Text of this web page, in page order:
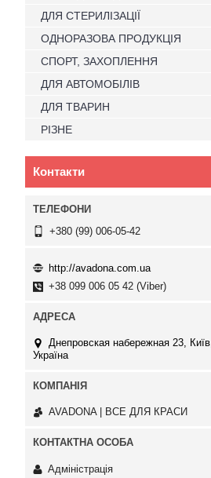
ДЛЯ СТЕРИЛІЗАЦІЇ
ОДНОРАЗОВА ПРОДУКЦІЯ
СПОРТ, ЗАХОПЛЕННЯ
ДЛЯ АВТОМОБІЛІВ
ДЛЯ ТВАРИН
РІЗНЕ
Контакти
+380 (99) 006-05-42
http://avadona.com.ua
+38 099 006 05 42 (Viber)
Днепровская набережная 23, Київ,
Україна
AVADONA | ВСЕ ДЛЯ КРАСИ
Адміністрація